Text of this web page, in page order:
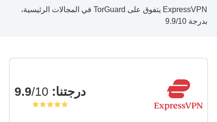
ExpressVPN يتفوق على TorGuard في المجالات الرئيسية،
بدرجة 9.9/10
درجتنا:
/10